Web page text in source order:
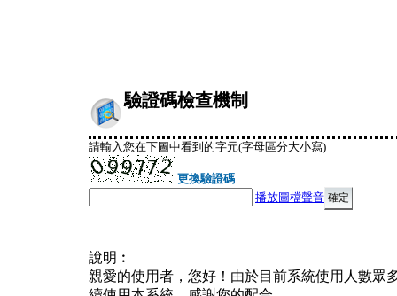
驗證碼檢查機制
請輸入您在下圖中看到的字元(字母區分大小寫)
更換驗證碼
播放圖檔聲音
說明︰
親愛的使用者，您好！由於目前系統使用人數眾